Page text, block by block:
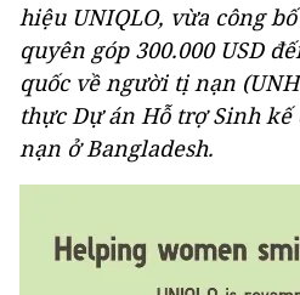
hiệu UNIQLO, vừa công
quyên góp 300.000 USD
quốc về người tị nạn
thực Dự án Hỗ trợ Sinh
nạn ở Bangladesh.